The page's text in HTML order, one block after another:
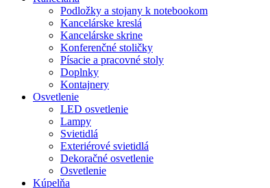
Podložky a stojany k notebookom
Kancelárske kreslá
Kancelárske skrine
Konferenčné stoličky
Písacie a pracovné stoly
Doplnky
Kontajnery
Osvetlenie
LED osvetlenie
Lampy
Svietidlá
Exteriérové svietidlá
Dekoračné osvetlenie
Osvetlenie
Kúpelňa